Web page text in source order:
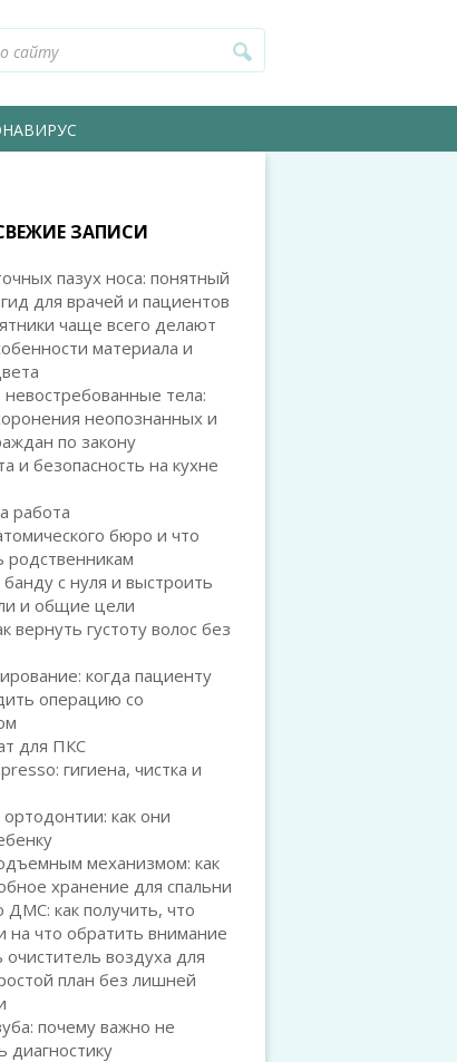
ЗАПИСИ
пазух носа: понятный
для врачей и пациентов
чаще всего делают
материала и
невостребованные тела:
неопознанных и
по закону
и безопасность на кухне
работа
бюро и что
родственникам
банду с нуля и выстроить
и общие цели
вернуть густоту волос без
когда пациенту
операцию со
для ПКС
гигиена, чистка и
как они
механизмом: как
хранение для спальни
ДМС: как получить, что
на что обратить внимание
очиститель воздуха для
план без лишней
почему важно не
диагностику